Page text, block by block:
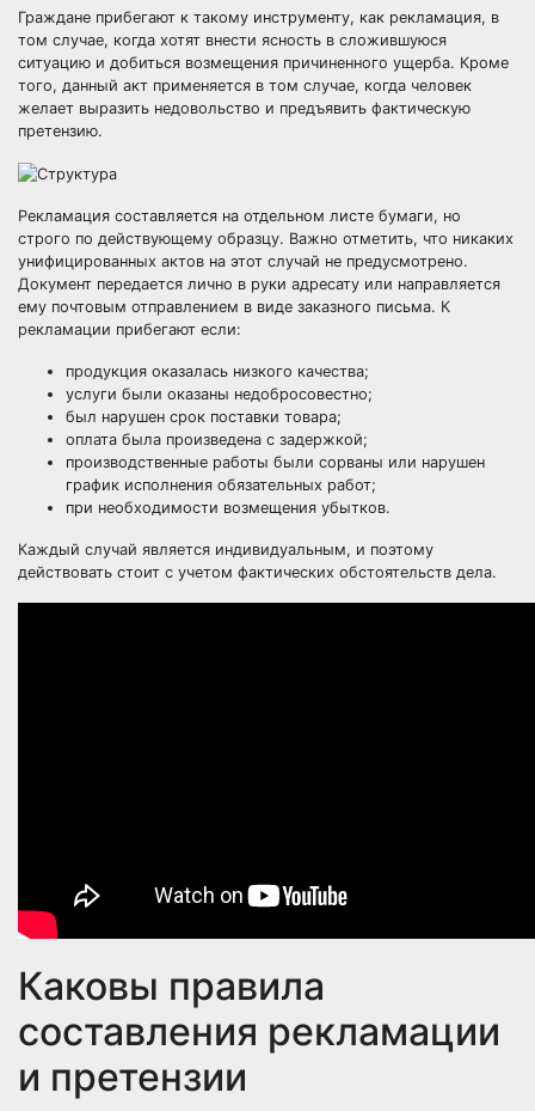
Граждане прибегают к такому инструменту, как рекламация, в
том случае, когда хотят внести ясность в сложившуюся
ситуацию и добиться возмещения причиненного ущерба. Кроме
того, данный акт применяется в том случае, когда человек
желает выразить недовольство и предъявить фактическую
претензию.
Рекламация составляется на отдельном листе бумаги, но
строго по действующему образцу. Важно отметить, что никаких
унифицированных актов на этот случай не предусмотрено.
Документ передается лично в руки адресату или направляется
ему почтовым отправлением в виде заказного письма. К
рекламации прибегают если:
продукция оказалась низкого качества;
услуги были оказаны недобросовестно;
был нарушен срок поставки товара;
оплата была произведена с задержкой;
производственные работы были сорваны или нарушен
график исполнения обязательных работ;
при необходимости возмещения убытков.
Каждый случай является индивидуальным, и поэтому
действовать стоит с учетом фактических обстоятельств дела.
Каковы правила
составления рекламации
и претензии